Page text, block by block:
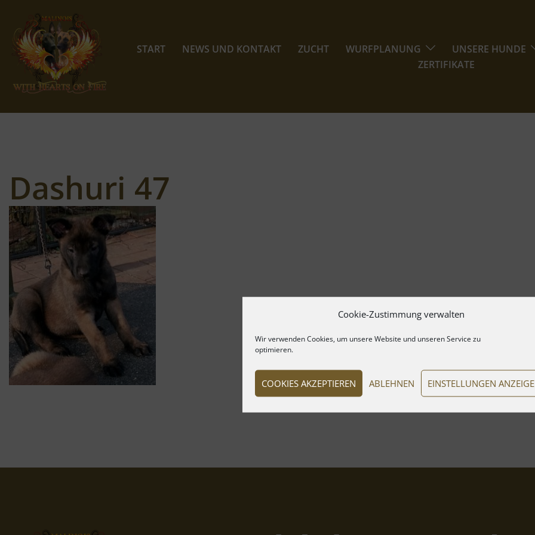
Cookie-Zustimmung verwalten
Wir verwenden Cookies, um unsere Website und unseren Service zu
optimieren.
COOKIES AKZEPTIEREN ABLEHNEN EINSTELLUNGEN
Inhalt
springen
START NEWS UND KONTAKT ZUCHT WURFPLANUNG
UNSERE HUNDE
ZERTIFIKATE
Dashuri 47